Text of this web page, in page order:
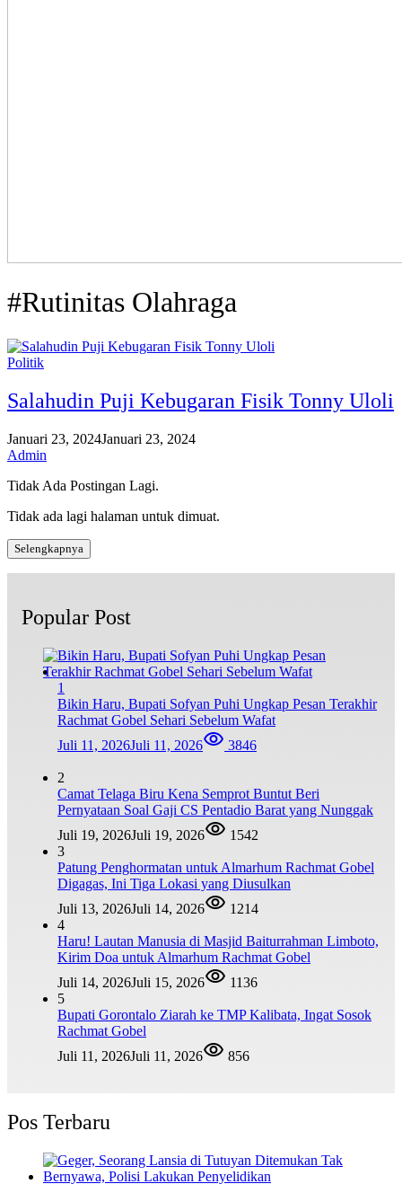
#Rutinitas Olahraga
Politik
Salahudin Puji Kebugaran Fisik Tonny Uloli
Januari 23, 2024Januari 23, 2024
Admin
Tidak Ada Postingan Lagi.
Tidak ada lagi halaman untuk dimuat.
Selengkapnya
Popular Post
1
Bikin Haru, Bupati Sofyan Puhi Ungkap Pesan Terakhir
Rachmat Gobel Sehari Sebelum Wafat
Juli 11, 2026Juli 11, 2026 3846
2
Camat Telaga Biru Kena Semprot Buntut Beri
Pernyataan Soal Gaji CS Pentadio Barat yang Nunggak
Juli 19, 2026Juli 19, 2026
1542
3
Patung Penghormatan untuk Almarhum Rachmat Gobel
Digagas, Ini Tiga Lokasi yang Diusulkan
Juli 13, 2026Juli 14, 2026
1214
4
Haru! Lautan Manusia di Masjid Baiturrahman Limboto,
Kirim Doa untuk Almarhum Rachmat Gobel
Juli 14, 2026Juli 15, 2026
1136
5
Bupati Gorontalo Ziarah ke TMP Kalibata, Ingat Sosok
Rachmat Gobel
Juli 11, 2026Juli 11, 2026 856
Pos Terbaru